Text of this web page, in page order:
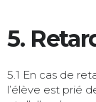
5.
5.1 En cas de
l’élève est prié